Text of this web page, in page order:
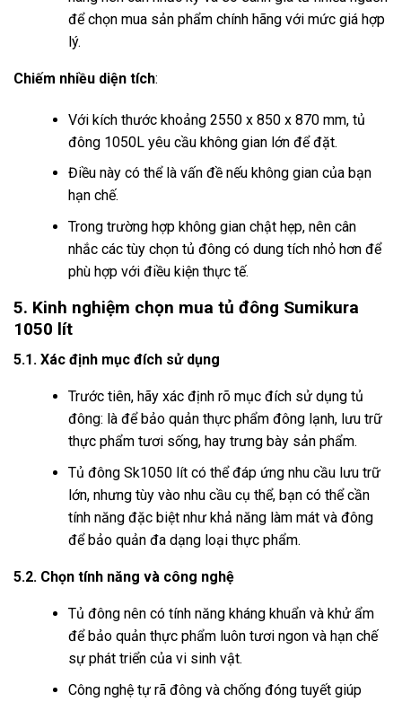
để chọn mua sản phẩm chính hãng với mức giá hợp
lý.
Chiếm nhiều diện tích:
Với kích thước khoảng 2550 x 850 x 870 mm, tủ
đông 1050L yêu cầu không gian lớn để đặt.
Điều này có thể là vấn đề nếu không gian của bạn
hạn chế.
Trong trường hợp không gian chật hẹp, nên cân
nhắc các tùy chọn tủ đông có dung tích nhỏ hơn để
phù hợp với điều kiện thực tế.
5. Kinh nghiệm chọn mua tủ đông Sumikura
1050 lít
5.1. Xác định mục đích sử dụng
Trước tiên, hãy xác định rõ mục đích sử dụng tủ
đông: là để bảo quản thực phẩm đông lạnh, lưu trữ
thực phẩm tươi sống, hay trưng bày sản phẩm.
Tủ đông Sk1050 lít có thể đáp ứng nhu cầu lưu trữ
lớn, nhưng tùy vào nhu cầu cụ thể, bạn có thể cần
tính năng đặc biệt như khả năng làm mát và đông
để bảo quản đa dạng loại thực phẩm.
5.2. Chọn tính năng và công nghệ
Tủ đông nên có tính năng kháng khuẩn và khử ẩm
để bảo quản thực phẩm luôn tươi ngon và hạn chế
sự phát triển của vi sinh vật.
Công nghệ tự rã đông và chống đóng tuyết giúp